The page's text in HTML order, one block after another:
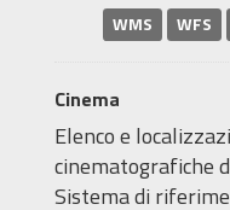
WMS WFS
Cinema
Elenco e
cinematografiche
Sistema di